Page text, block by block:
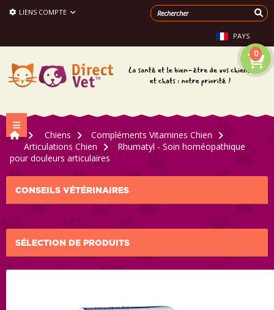
LIENS COMPTE
PAYS
0
Navigation bascule
>
Chiens >
Compléments Vitamines Chien
Articulations Chien >
Rhumatyl - Soin homéopathique
pour douleurs articulaires
CONSEILS VÉTÉRINAIRES
SÉLECTION DE PRODUITS